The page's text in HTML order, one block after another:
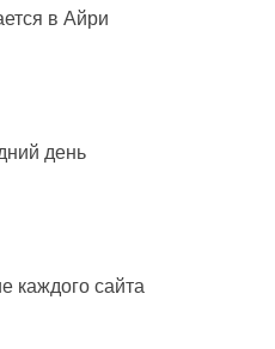
в Айри
день
каждого сайта